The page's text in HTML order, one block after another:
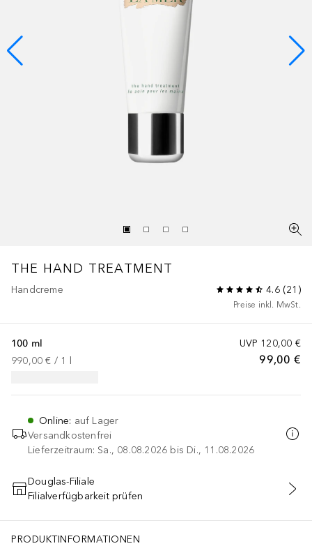
THE HAND TREATMENT
Handcreme 4.6(21 )
Preise inkl. MwSt.
UVP 120,00 €
99,00 €
100 ml
990,00 € / 1
Online: auf Lager
Versandkostenfrei
Lieferzeitraum: Sa., 08.08.2026 bis Di., 11.08.2026
IN DEN WARENKORB
Douglas-Filiale
Filialverfügbarkeit prüfen
PRODUKTINFORMATIONEN